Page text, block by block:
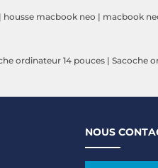
| housse macbook neo | macbook
ordinateur 14 pouces | Sacoche
NOUS